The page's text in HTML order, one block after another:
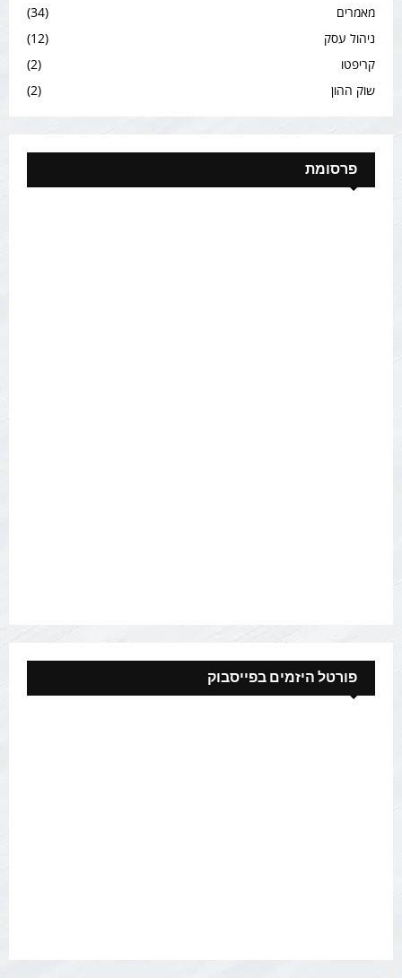
מאמרים
(34)
ניהול עסק
(12)
קריפטו
(2)
שוק ההון
(2)
פרסומת
פורטל היזמים בפייסבוק